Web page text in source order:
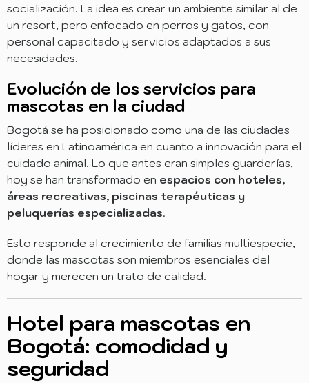
socialización. La idea es crear un ambiente similar al de
un resort, pero enfocado en perros y gatos, con
personal capacitado y servicios adaptados a sus
necesidades.
Evolución de los servicios para
mascotas en la ciudad
Bogotá se ha posicionado como una de las ciudades
líderes en Latinoamérica en cuanto a innovación para el
cuidado animal. Lo que antes eran simples guarderías,
hoy se han transformado en espacios con hoteles,
áreas recreativas, piscinas terapéuticas y
peluquerías especializadas.
Esto responde al crecimiento de familias multiespecie,
donde las mascotas son miembros esenciales del
hogar y merecen un trato de calidad.
Hotel para mascotas en
Bogotá: comodidad y
seguridad